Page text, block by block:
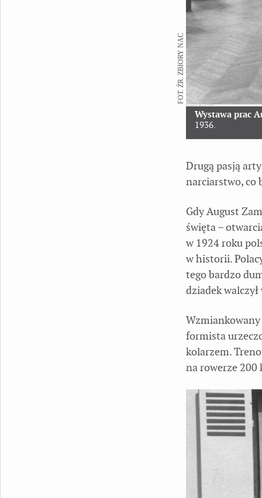
Wystawa prac
1936.
FOT. ŹR. ZBIORY NAC
Drugą pasją
narciarstwo, co
Gdy August
święta –
w 1924 roku
w historii.
tego bardzo
dziadek
formista
kolarzem.
na rowerze